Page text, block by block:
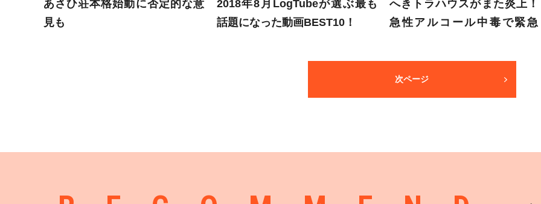
あさひ荘本格始動に否定的な意
見も
2018年8月LogTubeが選ぶ最も
話題になった動画BEST10！
へきトラハウスがまた炎上
急性アルコール中毒で緊急
次ページ